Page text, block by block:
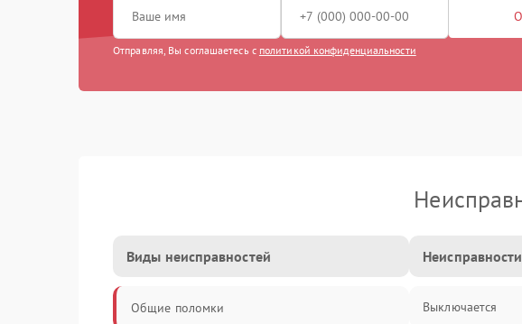
Отправляя, Вы соглашаетесь с политикой конфиденциальности
Виды неисправностей
Общие поломки
Неисправности
Выключается